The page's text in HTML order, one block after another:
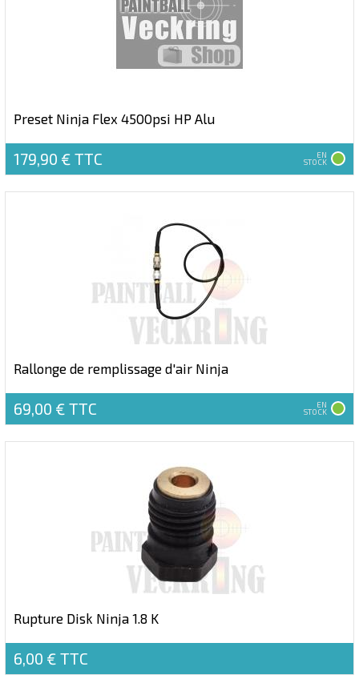
Preset Ninja Flex 4500psi HP Alu
179,90 € TTC EN
STOCK
Rallonge de remplissage d'air Ninja
69,00 € TTC EN
STOCK
Rupture Disk Ninja 1.8 K
6,00 € TTC